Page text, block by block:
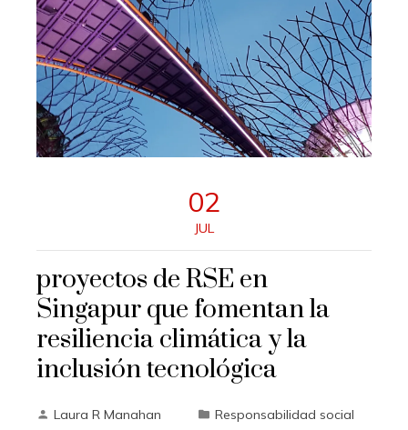
02
JUL
proyectos de RSE en
Singapur que fomentan la
resiliencia climática y la
inclusión tecnológica
Laura R Manahan Responsabilidad social